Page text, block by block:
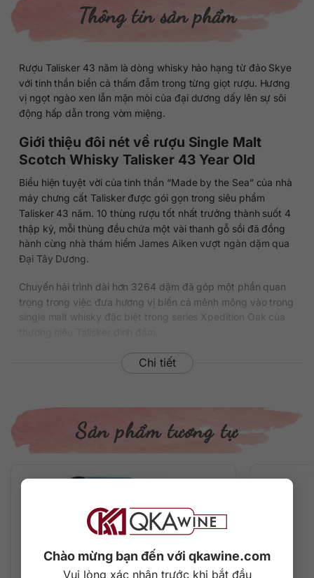
Chào mừng bạn đến với qkawine.com
Vui lòng xác nhận trước khi bắt đầu
Thông tin sản phẩm
Rượu Talisker 43 năm là dòng whisky hảo hạng từ đảo Skye
với tinh thần biển cả thấm đẫm trong từng giọt rượu. Hương
vị ngọt ngào xen lẫn mặn mòi của đại dương dấy lên sự sôi
động hấp dẫn trong vòm miệng.
Giới thiệu đôi nét về rượu Single Malt
Scotch Whisky Talisker 43 Year Old
Biểu hiện tuyệt vời của tinh thần “Made by the Sea” của nhà
máy chưng cất Talisker được gói gọn trong siêu phẩm
Talisker 43 năm. 10 thùng rượu tốt nhất trưởng thành suốt 4
thập kỷ, mỗi thùng đều chứa một vài thanh gỗ sồi đã đồng
hành cùng nhà thám hiểm James Aiken vượt ngàn dặm qua
Đại Tây Dương.
Chuyến hải trình dài hơn 3264 dặm đã góp một phần quan
trọng trong việc đưa hương vị biển cả mênh mông vào trong
single malt whisky đặc biệt trong series Xpedition Oak của
Phiên bản phát hành giới hạn với 1830 chai trên toàn cầu và
hiện đang có giá bán lẻ trên 142.000.000 đồng/chai 700ml
Thông tin chi tiết về rượu
Xuất xứ: Scotland
Nồng độ: 49.7%
Dung tích: 700 ml
Tuổi rượu: 43 năm (đóng chai năm 2021)
Màu sắc: Màu vàng hổ phách đậm đà
Chi tiết
Sản phẩm tương tự